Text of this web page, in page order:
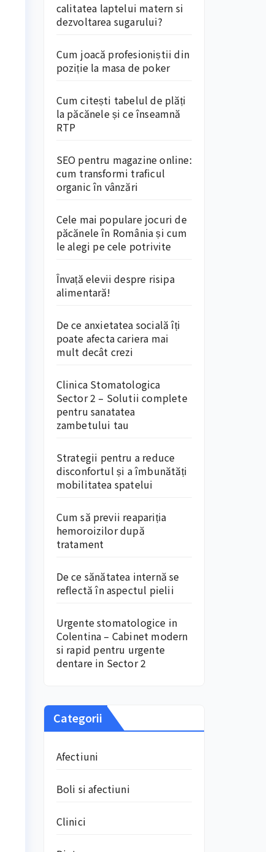
calitatea laptelui matern si
dezvoltarea sugarului?
Cum joacă profesioniștii din
poziție la masa de poker
Cum citești tabelul de plăți
la păcănele și ce înseamnă
RTP
SEO pentru magazine online:
cum transformi traficul
organic în vânzări
Cele mai populare jocuri de
păcănele în România și cum
le alegi pe cele potrivite
Învață elevii despre risipa
alimentară!
De ce anxietatea socială îți
poate afecta cariera mai
mult decât crezi
Clinica Stomatologica
Sector 2 – Solutii complete
pentru sanatatea
zambetului tau
Strategii pentru a reduce
disconfortul și a îmbunătăți
mobilitatea spatelui
Cum să previi reapariția
hemoroizilor după
tratament
De ce sănătatea internă se
reflectă în aspectul pielii
Urgente stomatologice in
Colentina – Cabinet modern
si rapid pentru urgente
dentare in Sector 2
Categorii
Afectiuni
Boli si afectiuni
Clinici